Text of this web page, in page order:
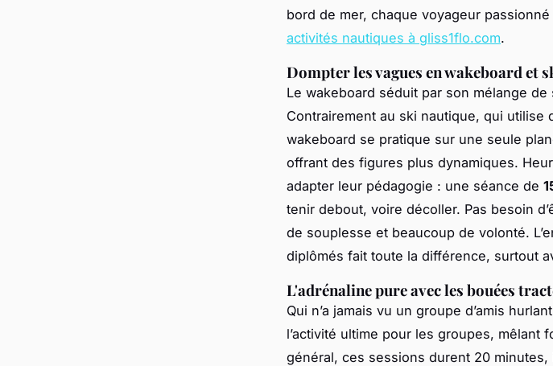
bord de mer, chaque voyageur
activités nautiques à gliss1flo.com.
Dompter les vagues en wakeboard et
Le wakeboard séduit par son mélange
Contrairement au ski nautique, qui
wakeboard se pratique sur une seule
offrant des figures plus dynamiques.
adapter leur pédagogie : une séance de
tenir debout, voire décoller. Pas besoin
de souplesse et beaucoup de volonté.
diplômés fait toute la différence, surtout
L'adrénaline pure avec les bouées
Qui n’a jamais vu un groupe d’amis
l’activité ultime pour les groupes, mêlant
général, ces sessions durent 20